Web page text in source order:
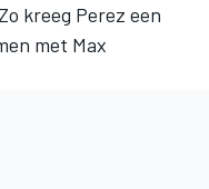
kreeg Perez een
met Max